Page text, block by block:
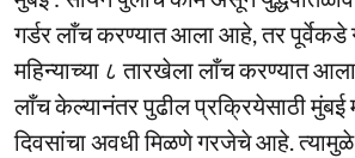
गर्डर लाँच करण्यात आला आहे, तर पूर्वेकडे
महिन्याच्या ८ तारखेला लाँच करण्यात
लाँच केल्यानंतर पुढील प्रक्रियेसाठी मुंबई
दिवसांचा अवधी मिळणे गरजेचे आहे.